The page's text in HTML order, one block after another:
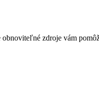
zdroje vám